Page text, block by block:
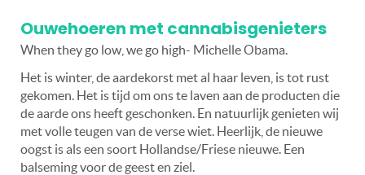
Ouwehoeren met cannabisgenieters
When they go low, we go high- Michelle Obama.
Het is winter, de aardekorst met al haar leven, is tot rust
gekomen. Het is tijd om ons te laven aan de producten die
de aarde ons heeft geschonken. En natuurlijk genieten wij
met volle teugen van de verse wiet. Heerlijk, de nieuwe
oogst is als een soort Hollandse/Friese nieuwe. Een
balseming voor de geest en ziel.